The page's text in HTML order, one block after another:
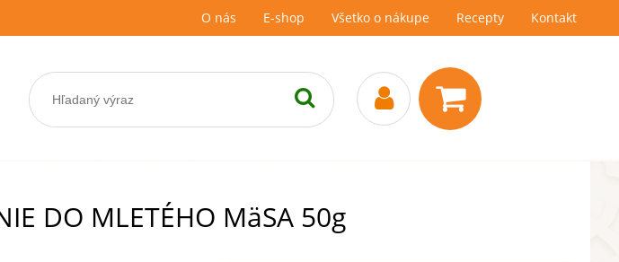
O nás E-shop Všetko o nákupe Recepty Kontakt
DO MLETÉHO MäSA 50g